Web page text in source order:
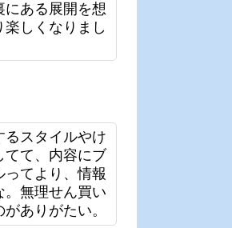
にある展開を想
しくなりまし
るスタイルやけ
てて、内容にブ
ってより、情報
。無理せん買い
ありがたい。